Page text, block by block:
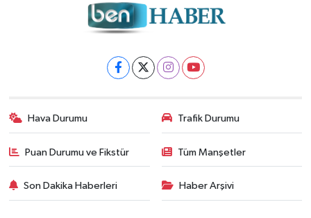
Hava Durumu Trafik Durumu
Puan Durumu ve Fikstür Tüm Manşetler
Son Dakika Haberleri Haber Arşivi